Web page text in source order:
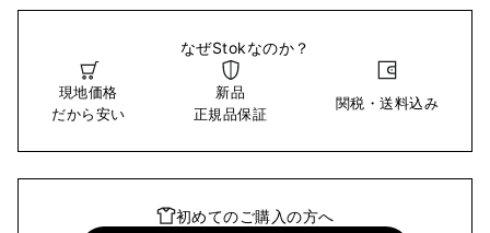
なぜStokなのか？
現地価格
だから安い
新品
正規品保証
関税・送料込み
初めてのご購入の方へ